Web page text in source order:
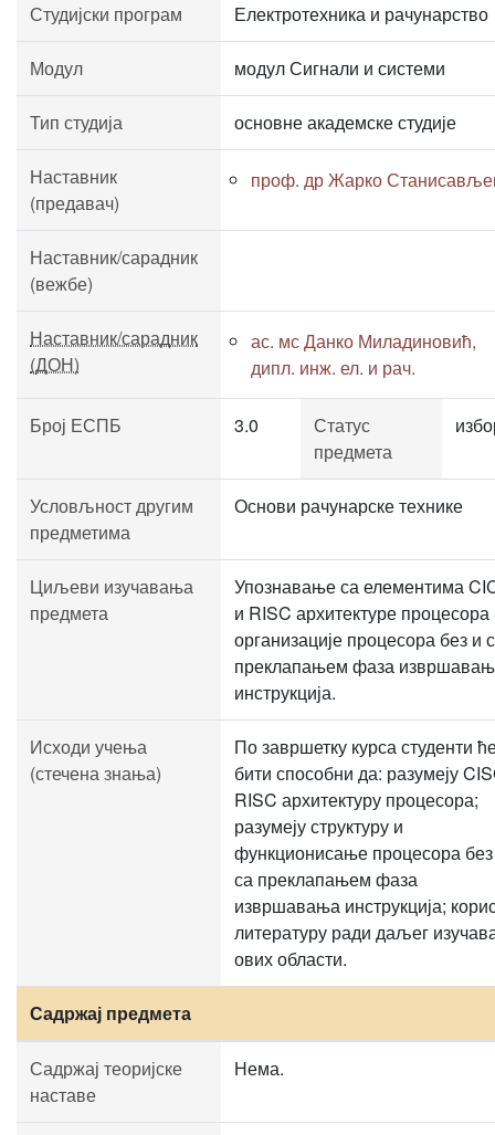
Студијски програм Електротехника и рачунарство
Модул модул Сигнали и системи
Тип студија основне академске студије
Наставник
(предавач)
проф. др Жарко
Наставник/сарадник
(вежбе)
Наставник/сарадник
(ДОН)
ас. мс Данко Миладиновић,
дипл. инж. ел. и рач.
Број ЕСПБ 3.0
Статус
предмета
Условљност другим
предметима
Основи рачунарске технике
Циљеви изучавања
предмета
Упознавање са елементима
и RISC архитектуре процесора
организације процесора без и
преклапањем фаза
инструкција.
Исходи учења
(стечена знања)
По завршетку курса студенти
бити способни да: разумеју
RISC архитектуру процесора;
разумеју структуру и
функционисање процесора
са преклапањем фаза
извршавања инструкција;
литературу ради даљег
ових области.
Садржај предмета
Садржај теоријске
наставе
Нема.